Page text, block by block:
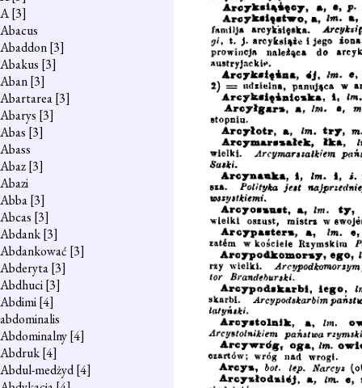
A[3]
Abacus
Abaddon[3]
Abakus [3]
Aban[3]
Abartarea[3]
Abarys [3]
Abas [3]
Abass
Abaz[3]
Abazi
Abba[3]
Abcas [3]
Abdank[3]
Abdankować [3]
Abderyta[3]
Abdhuci[3]
Abdimi[4]
abdominalis
Abdominalny[4]
Abdruk[4]
Abdul-medżyd[4]